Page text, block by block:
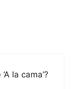
la cama’?